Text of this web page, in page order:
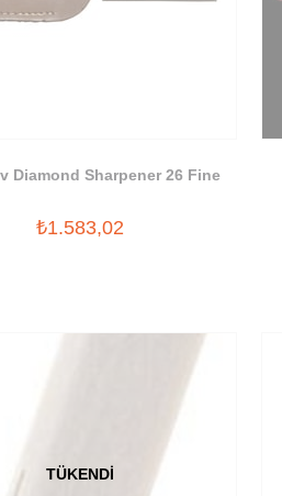
Diamond Sharpener 26 Fine
₺1.583,02
TÜKENDI